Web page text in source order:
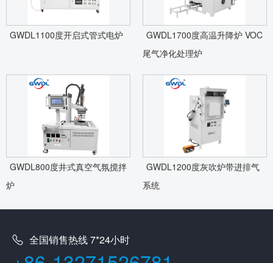
GWDL1100度开启式管式电炉
GWDL1700度高温升降炉 VOC
尾气净化处理炉
GWDL800度井式真空气氛搅拌
炉
GWDL1200度灰吹炉带进排气
系统
全国销售热线 7*24小时